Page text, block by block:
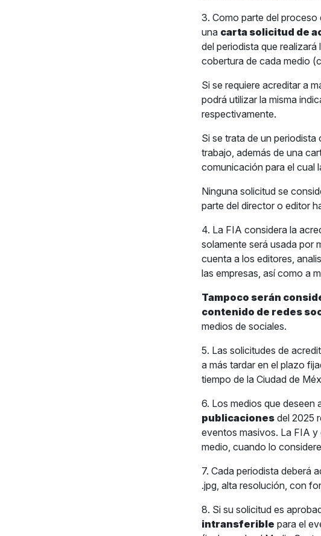
3. Como parte del
una carta solicitud de
del periodista que
cobertura de cada medio
Si se requiere acreditar a
podrá utilizar la misma
respectivamente.
Si se trata de un
trabajo, además de una
comunicación para el cual
Ninguna solicitud se
parte del director o editor
4. La FIA considera la
solamente será usada por
cuenta a los editores,
las empresas, así como a
Tampoco serán
contenido de redes
medios de sociales.
5. Las solicitudes de
a más tardar en el plazo
tiempo de la Ciudad de
6. Los medios que deseen
publicacionesdel 2025
eventos masivos. La FIA
medio, cuando lo
7. Cada periodista deberá
.jpg, alta resolución, con
8. Si su solicitud es
intransferible para el